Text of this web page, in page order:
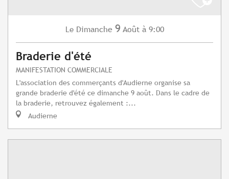
Le Dimanche 9 Août à 9:00
Braderie d'été
MANIFESTATION COMMERCIALE
L'association des commerçants d'Audierne organise sa
grande braderie d'été ce dimanche 9 août. Dans le cadre de
la braderie, retrouvez également :...
Audierne